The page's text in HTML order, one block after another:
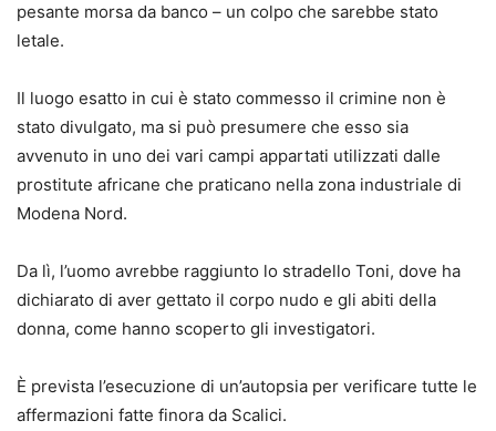
pesante morsa da banco – un colpo che sarebbe stato
letale.
Il luogo esatto in cui è stato commesso il crimine non è
stato divulgato, ma si può presumere che esso sia
avvenuto in uno dei vari campi appartati utilizzati dalle
prostitute africane che praticano nella zona industriale di
Modena Nord.
Da lì, l’uomo avrebbe raggiunto lo stradello Toni, dove ha
dichiarato di aver gettato il corpo nudo e gli abiti della
donna, come hanno scoperto gli investigatori.
È prevista l’esecuzione di un’autopsia per verificare tutte le
affermazioni fatte finora da Scalici.